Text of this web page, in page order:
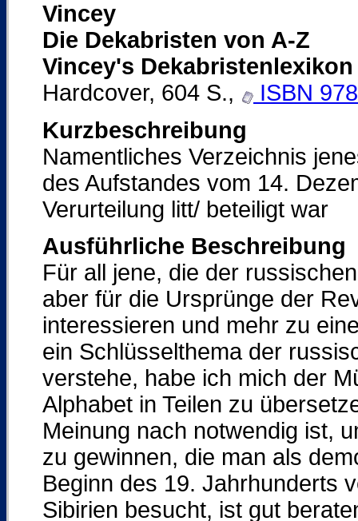
Vincey
Die Dekabristen von A-Z
Vincey's Dekabristenlexikon
Hardcover, 604 S.,
ISBN
Kurzbeschreibung
Namentliches Verzeichnis
des Aufstandes vom 14.
Verurteilung litt/ beteiligt war
Ausführliche Beschreibung
Für all jene, die der
aber für die Ursprünge der
interessieren und mehr zu
ein Schlüsselthema der
verstehe, habe ich mich der
Alphabet in Teilen zu
Meinung nach notwendig ist,
zu gewinnen, die man als
Beginn des 19. Jahrhunderts
Sibirien besucht, ist gut